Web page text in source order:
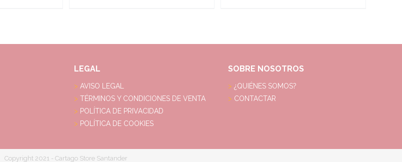
LEGAL
AVISO LEGAL
TÉRMINOS Y CONDICIONES DE VENTA
POLÍTICA DE PRIVACIDAD
POLÍTICA DE COOKIES
SOBRE NOSOTROS
¿QUIÉNES SOMOS?
CONTACTAR
Copyright 2021 - Cartago Store Santander